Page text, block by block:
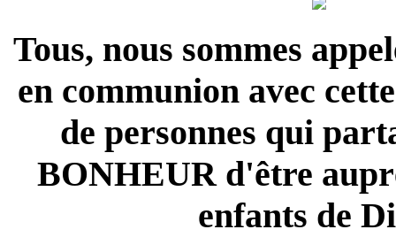
Tous, nous sommes
en communion avec
de personnes qui
BONHEUR d'être
enfants de